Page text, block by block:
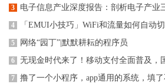
3 电子信息产业深度报告：剖析电子产业
4 「EMUI小技巧」WiFi和流量如何自动
5 网络“园丁”|默默耕耘的程序员
6 无现金时代来了！移动支付全面普及，
7 撸了一个小程序，app通用的系统，填了